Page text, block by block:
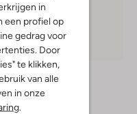
in
een profiel op
gedrag voor
Door
te klikken,
van alle
in onze
.
dagen*